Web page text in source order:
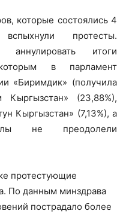
которые состоялись 4
протесты.
аннулировать итоги
в парламент
«Биримдик» (получила
(23,88%),
Кыргызстан» (7,13%), а
не преодолели
протестующие
По данным минздрава
пострадало более